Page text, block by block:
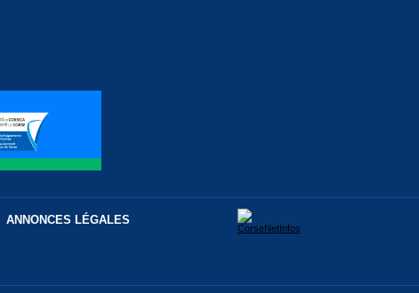
ANNONCES LÉGALES